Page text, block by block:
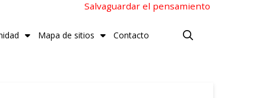
Salvaguardar el pensamiento
Mapa de sitios Contacto